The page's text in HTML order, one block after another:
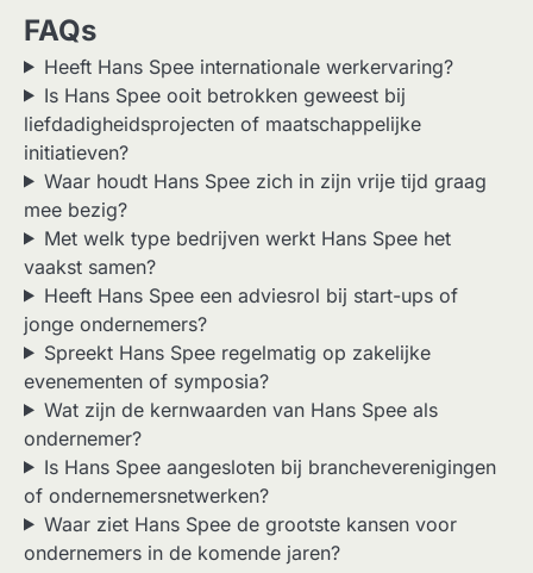
FAQs
Heeft Hans Spee internationale werkervaring?
Is Hans Spee ooit betrokken geweest bij
liefdadigheidsprojecten of maatschappelijke
initiatieven?
Waar houdt Hans Spee zich in zijn vrije tijd graag
mee bezig?
Met welk type bedrijven werkt Hans Spee het
vaakst samen?
Heeft Hans Spee een adviesrol bij start-ups of
jonge ondernemers?
Spreekt Hans Spee regelmatig op zakelijke
evenementen of symposia?
Wat zijn de kernwaarden van Hans Spee als
ondernemer?
Is Hans Spee aangesloten bij brancheverenigingen
of ondernemersnetwerken?
Waar ziet Hans Spee de grootste kansen voor
ondernemers in de komende jaren?